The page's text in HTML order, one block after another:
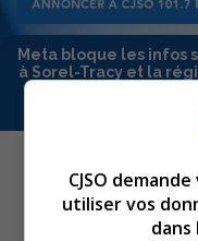
Meta bloque les infos
à Sorel-Tracy et la
ACCUEIL»ENTREVUES »
CJSO
utiliser vos
dans